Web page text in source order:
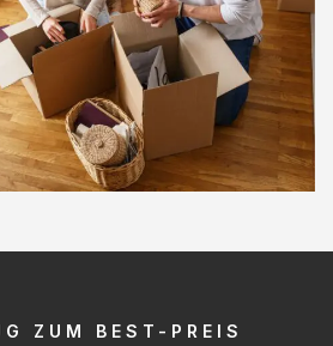
ZUM BEST-PREIS